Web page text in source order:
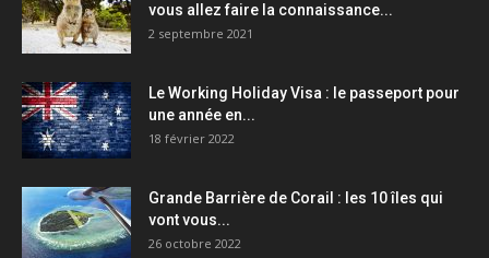
vous allez faire la connaissance...
2 septembre 2021
Le Working Holiday Visa : le passeport pour
une année en...
18 février 2022
Grande Barrière de Corail : les 10 îles qui
vont vous...
26 octobre 2022